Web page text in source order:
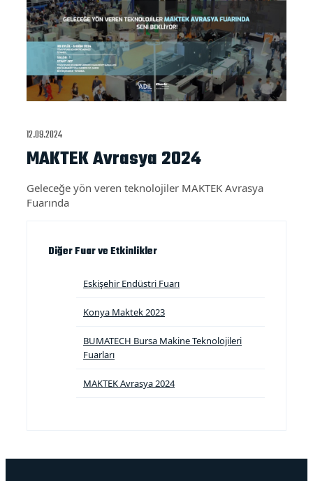
12.09.2024
MAKTEK Avrasya 2024
Geleceğe yön veren teknolojiler MAKTEK Avrasya
Fuarında
Diğer Fuar ve Etkinlikler
Eskişehir Endüstri Fuarı
Konya Maktek 2023
BUMATECH Bursa Makine Teknolojileri
Fuarları
MAKTEK Avrasya 2024